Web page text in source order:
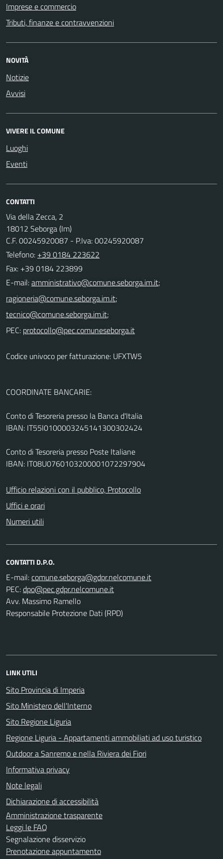
Imprese e commercio
Tributi, finanze e contravvenzioni
NOVITÀ
Notizie
Avvisi
VIVERE IL COMUNE
Luoghi
Eventi
CONTATTI
Via della Zecca, 2
18012 Seborga (Im)
C.F. 00245920087 - P.Iva: 00245920087
Telefono: +39 0184 223622
Fax: +39 0184 223899
E-mail:
;
;
;
PEC:
Codice univoco per fatturazione: UFXTW5
COORDINATE BANCARIE:
Conto di Tesoreria presso la Banca d'Italia
IBAN: IT55I0100003245141300302424
Conto di Tesoreria presso Poste Italiane
IBAN: IT08U0760103200001072297904
Ufficio relazioni con il pubblico, Protocollo
Uffici e orari
Numeri utili
CONTATTI D.P.O.
E-mail:
PEC:
Avv. Massimo Ramello
Responsabile Protezione Dati (RPD)
LINK UTILI
Sito Provincia di Imperia
Sito Ministero dell'Interno
Sito Regione Liguria
Regione Liguria - Appartamenti ammobiliati ad uso turistico
Outdoor a Sanremo e nella Riviera dei Fiori
Informativa privacy
Note legali
Dichiarazione di accessibilità
Amministrazione trasparente
Leggi le FAQ
Segnalazione disservizio
Prenotazione appuntamento